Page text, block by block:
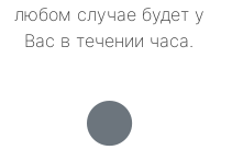
любом случае будет у
Вас в течении часа.